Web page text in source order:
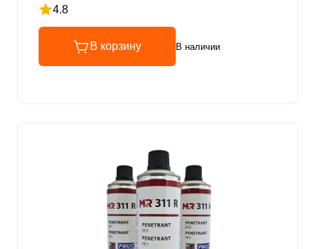
4.8
Рейтинг 4.8 из 5
В корзину В наличии